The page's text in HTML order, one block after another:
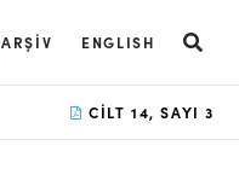
ARŞIV ENGLISH
CILT 14, SAYI 3